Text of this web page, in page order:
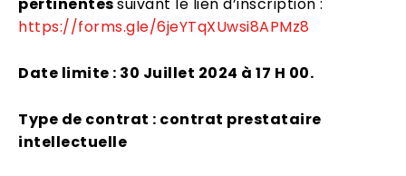
https://forms.gle/6jeYTqXUwsi8APMz8
Date limite : 30 Juillet 2024 à 17 H 00.
Type de contrat : contrat prestataire
intellectuelle